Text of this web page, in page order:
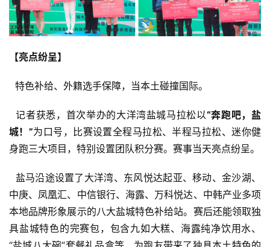
【亮点纷呈】
特色补给、外籍选手保障，当本土碰撞国际。
记者获悉，首次举办的大洋湾盐城马拉松以“奔跑吧，盐
城！”为口号，比赛设置全程马拉松、半程马拉松、迷你健
身跑三大项目，特别设置团队积分赛。赛事当天亮点纷呈。
盐马沿途设置了大洋湾、东风悦达起亚、移动、金沙湖、
中庚、凤凰汇、中信银行、海露、万科悦达、中韩产业多项
本地品牌形象展示的八大盐城特色补给站。赛后还能领取独
具盐城特色的完赛包，包含九如大糕、海露纯净饮用水、